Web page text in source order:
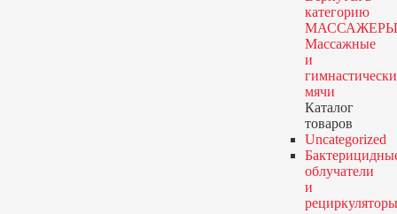
категорию
Массажные
и
мячи
Каталог
товаров
Uncategorized
облучатели
и
рециркуляторы